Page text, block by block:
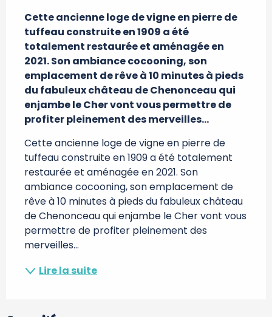
Cette ancienne loge de vigne en pierre de
tuffeau construite en 1909 a été
totalement restaurée et aménagée en
2021. Son ambiance cocooning, son
emplacement de rêve à 10 minutes à pieds
du fabuleux château de Chenonceau qui
enjambe le Cher vont vous permettre de
profiter pleinement des merveilles...
Cette ancienne loge de vigne en pierre de
tuffeau construite en 1909 a été totalement
restaurée et aménagée en 2021. Son
ambiance cocooning, son emplacement de
rêve à 10 minutes à pieds du fabuleux château
de Chenonceau qui enjambe le Cher vont vous
permettre de profiter pleinement des
merveilles...
Lire la suite